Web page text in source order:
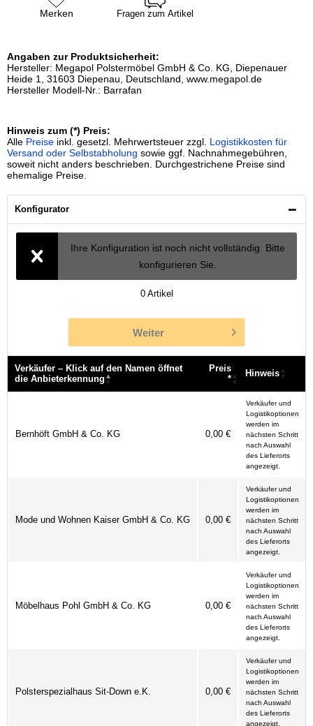
Merken Fragen zum Artikel
Angaben zur Produktsicherheit:
Hersteller: Megapol Polstermöbel GmbH & Co. KG, Diepenauer
Heide 1, 31603 Diepenau, Deutschland, www.megapol.de
Hersteller Modell-Nr.: Barrafan
Hinweis zum (*) Preis:
Alle Preise inkl. gesetzl. Mehrwertsteuer zzgl. Logistikkosten für
Versand oder Selbstabholung sowie ggf. Nachnahmegebühren,
soweit nicht anders beschrieben. Durchgestrichene Preise sind
ehemalige Preise.
Konfigurator
Ihre Konfiguration ist noch nicht vollständig. Bitte
konfigurieren Sie.
0 Artikel
Weiter
Verkäufer – Klick auf den Namen öffnet
die Anbieterkennung
Preis
*
Hinweis
Bernhöft GmbH & Co. KG 0,00 €
Verkäufer und
Logistikoptionen
werden im
nächsten Schritt
nach Auswahl
des Lieferorts
angezeigt.
Mode und Wohnen Kaiser GmbH & Co. KG 0,00 €
Verkäufer und
Logistikoptionen
werden im
nächsten Schritt
nach Auswahl
des Lieferorts
angezeigt.
Möbelhaus Pohl GmbH & Co. KG 0,00 €
Verkäufer und
Logistikoptionen
werden im
nächsten Schritt
nach Auswahl
des Lieferorts
angezeigt.
Polsterspezialhaus Sit-Down e.K. 0,00 €
Verkäufer und
Logistikoptionen
werden im
nächsten Schritt
nach Auswahl
des Lieferorts
angezeigt.